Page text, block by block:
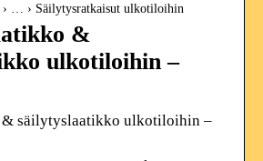
› … › Säilytysratkaisut ulkotiloihin
&
ulkotiloihin –
& säilytyslaatikko ulkotiloihin –